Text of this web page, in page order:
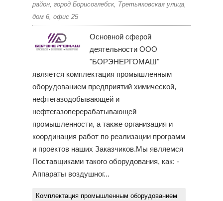
район, город Борисоглебск, Третьяковская улица,
дом 6, офис 25
Основной сферой
деятельности ООО
"БОРЭНЕРГОМАШ"
является комплектация промышленным
оборудованием предприятий химической,
нефтегазодобывающей и
нефтегазоперерабатывающей
промышленности, а также организация и
координация работ по реализации программ
и проектов наших Заказчиков.Мы являемся
Поставщиками такого оборудования, как: -
Аппараты воздушног...
Комплектация промышленным оборудованием